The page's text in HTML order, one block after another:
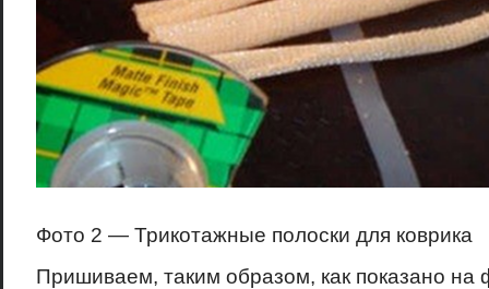
Фото 2 — Трикотажные полоски для коврика
Пришиваем, таким образом, как показано на